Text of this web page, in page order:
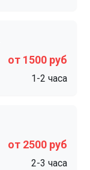
от 1500 руб
1-2 часа
от 2500 руб
2-3 часа